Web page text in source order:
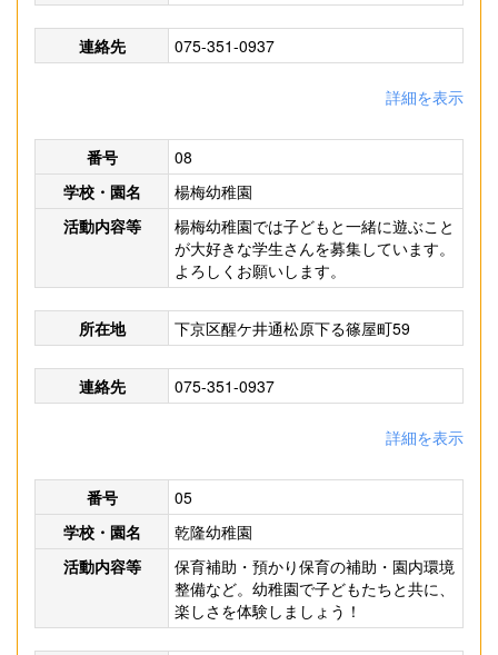
連絡先 075-351-0937
詳細を表示
番号
08
学校・園名
楊梅幼稚園
活動内容等
楊梅幼稚園では子どもと一緒に遊ぶこと
が大好きな学生さんを募集しています。
よろしくお願いします。
所在地 下京区醒ケ井通松原下る篠屋町59
連絡先 075-351-0937
詳細を表示
番号
05
学校・園名
乾隆幼稚園
活動内容等
保育補助・預かり保育の補助・園内環境
整備など。幼稚園で子どもたちと共に、
楽しさを体験しましょう！